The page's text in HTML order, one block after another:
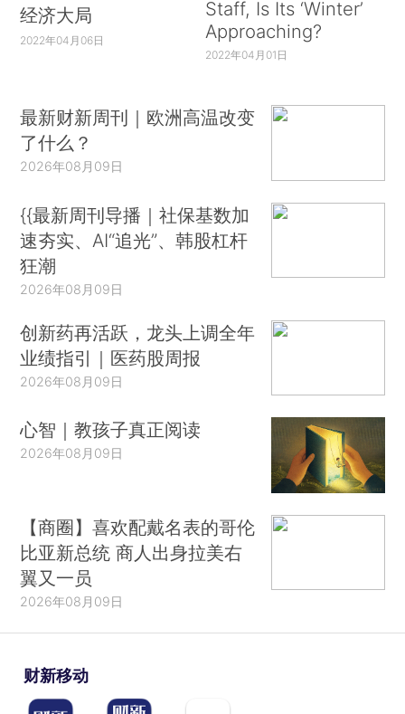
经济大局
2022年04月06日
Staff, Is Its ‘Winter’
Approaching?
2022年04月01日
最新财新周刊｜欧洲高温改变
了什么？
2026年08月09日
{{最新周刊导播｜社保基数加
速夯实、AI“追光”、韩股杠杆
狂潮
2026年08月09日
创新药再活跃，龙头上调全年
业绩指引｜医药股周报
2026年08月09日
心智｜教孩子真正阅读
2026年08月09日
【商圈】喜欢配戴名表的哥伦
比亚新总统 商人出身拉美右
翼又一员
2026年08月09日
财新移动